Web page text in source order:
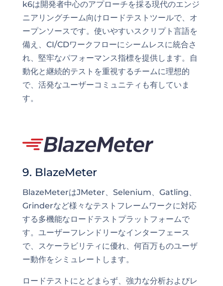
k6は開発者中心のアプローチを採る現代のエンジ
ニアリングチーム向けロードテストツールで、オ
ープンソースです。使いやすいスクリプト言語を
備え、CI/CDワークフローにシームレスに統合さ
れ、堅牢なパフォーマンス指標を提供します。自
動化と継続的テストを重視するチームに理想的
で、活発なユーザーコミュニティも有していま
す。
9. BlazeMeter
BlazeMeterはJMeter、Selenium、Gatling、
Grinderなど様々なテストフレームワークに対応
する多機能なロードテストプラットフォームで
す。ユーザーフレンドリーなインターフェース
で、スケーラビリティに優れ、何百万ものユーザ
ー動作をシミュレートします。
ロードテストにとどまらず、強力な分析およびレ